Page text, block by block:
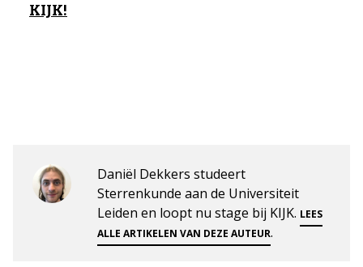
KIJK!
Daniël Dekkers studeert
Sterrenkunde aan de Universiteit
Leiden en loopt nu stage bij KIJK. LEES
ALLE ARTIKELEN VAN DEZE AUTEUR.